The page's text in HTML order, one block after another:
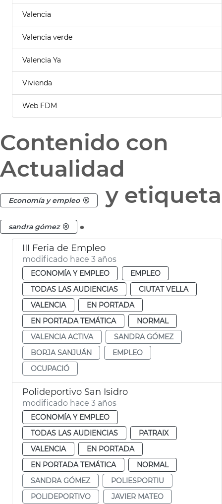
Valencia
Valencia verde
Valencia Ya
Vivienda
Web FDM
Contenido con
Actualidad
Economía y empleo y etiqueta
sandra gómez .
III Feria de Empleo
modificado hace 3 años
ECONOMÍA Y EMPLEO
EMPLEO
TODAS LAS AUDIENCIAS
CIUTAT VELLA
VALENCIA
EN PORTADA
EN PORTADA TEMÁTICA
NORMAL
VALENCIA ACTIVA
SANDRA GÓMEZ
BORJA SANJUÁN
EMPLEO
OCUPACIÓ
Polideportivo San Isidro
modificado hace 3 años
ECONOMÍA Y EMPLEO
TODAS LAS AUDIENCIAS
PATRAIX
VALENCIA
EN PORTADA
EN PORTADA TEMÁTICA
NORMAL
SANDRA GÓMEZ
POLIESPORTIU
POLIDEPORTIVO
JAVIER MATEO